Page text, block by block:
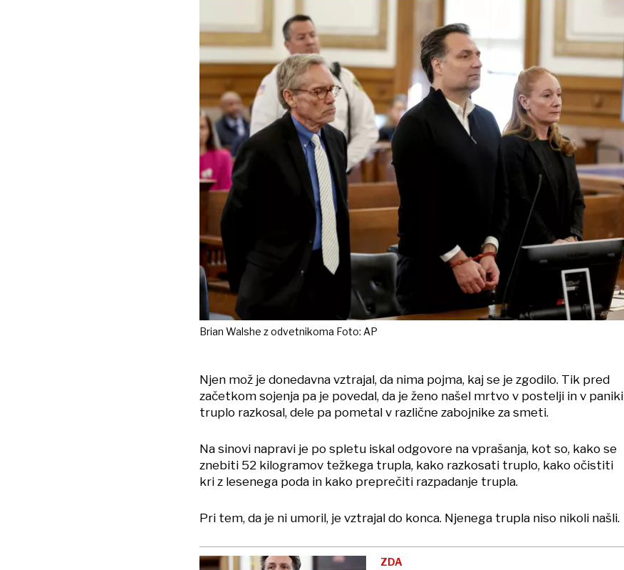
Brian Walshe z odvetnikoma Foto: AP
Njen mož je donedavna vztrajal, da nima pojma, kaj se je zgodilo. Tik pred
začetkom sojenja pa je povedal, da je ženo našel mrtvo v postelji in v paniki
truplo razkosal, dele pa pometal v različne zabojnike za smeti.
Na sinovi napravi je po spletu iskal odgovore na vprašanja, kot so, kako se
znebiti 52 kilogramov težkega trupla, kako razkosati truplo, kako očistiti
kri z lesenega poda in kako preprečiti razpadanje trupla.
Pri tem, da je ni umoril, je vztrajal do konca. Njenega trupla niso nikoli našli.
ZDA